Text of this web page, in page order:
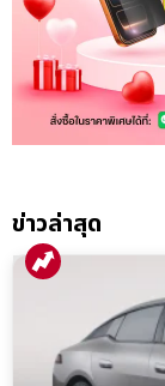
ข่าวล่าสุด